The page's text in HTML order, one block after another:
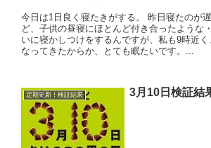
今日は1日良く寝たきがする。 昨日寝たのが
ど、子供の昼寝にほとんど付き合ったような
いに寝かしつけをするんですが、私も9時近く
なってきたからか、とても眠たいです。...
定期更新！検証結果 3月10日検証結